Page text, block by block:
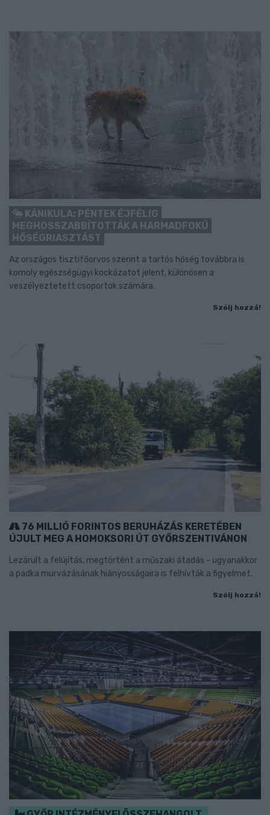
KÁNIKULA: PÉNTEK ÉJFÉLIG
MEGHOSSZABBÍTOTTÁK A HARMADFOKÚ
HŐSÉGRIASZTÁST
Az országos tisztifőorvos szerint a tartós hőség továbbra is
komoly egészségügyi kockázatot jelent, különösen a
veszélyeztetett csoportok számára.
Szólj hozzá!
76 MILLIÓ FORINTOS BERUHÁZÁS KERETÉBEN
ÚJULT MEG A HOMOKSORI ÚT GYŐRSZENTIVÁNON
Lezárult a felújítás, megtörtént a műszaki átadás - ugyanakkor
a padka murvázásának hiányosságaira is felhívták a figyelmet.
Szólj hozzá!